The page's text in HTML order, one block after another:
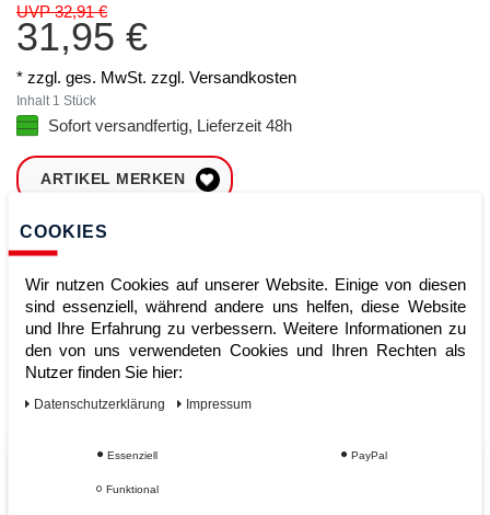
UVP 32,91 €
31,95 €
* zzgl. ges. MwSt. zzgl. Versandkosten
Inhalt 1 Stück
Sofort versandfertig, Lieferzeit 48h
ARTIKEL MERKEN
ZUM WARENKORB
Sofort lieferbar
Kauf auf Rechnung
COOKIES
Wir nutzen Cookies auf unserer Website. Einige von diesen
sind essenziell, während andere uns helfen, diese Website
und Ihre Erfahrung zu verbessern. Weitere Informationen zu
den von uns verwendeten Cookies und Ihren Rechten als
Nutzer finden Sie hier:
Daten­schutz­erklärung Impressum
Essenziell PayPal
Funktional